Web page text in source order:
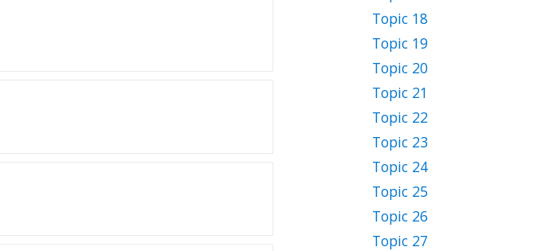
Topic 18
Topic 19
Topic 20
Topic 21
Topic 22
Topic 23
Topic 24
Topic 25
Topic 26
Topic 27